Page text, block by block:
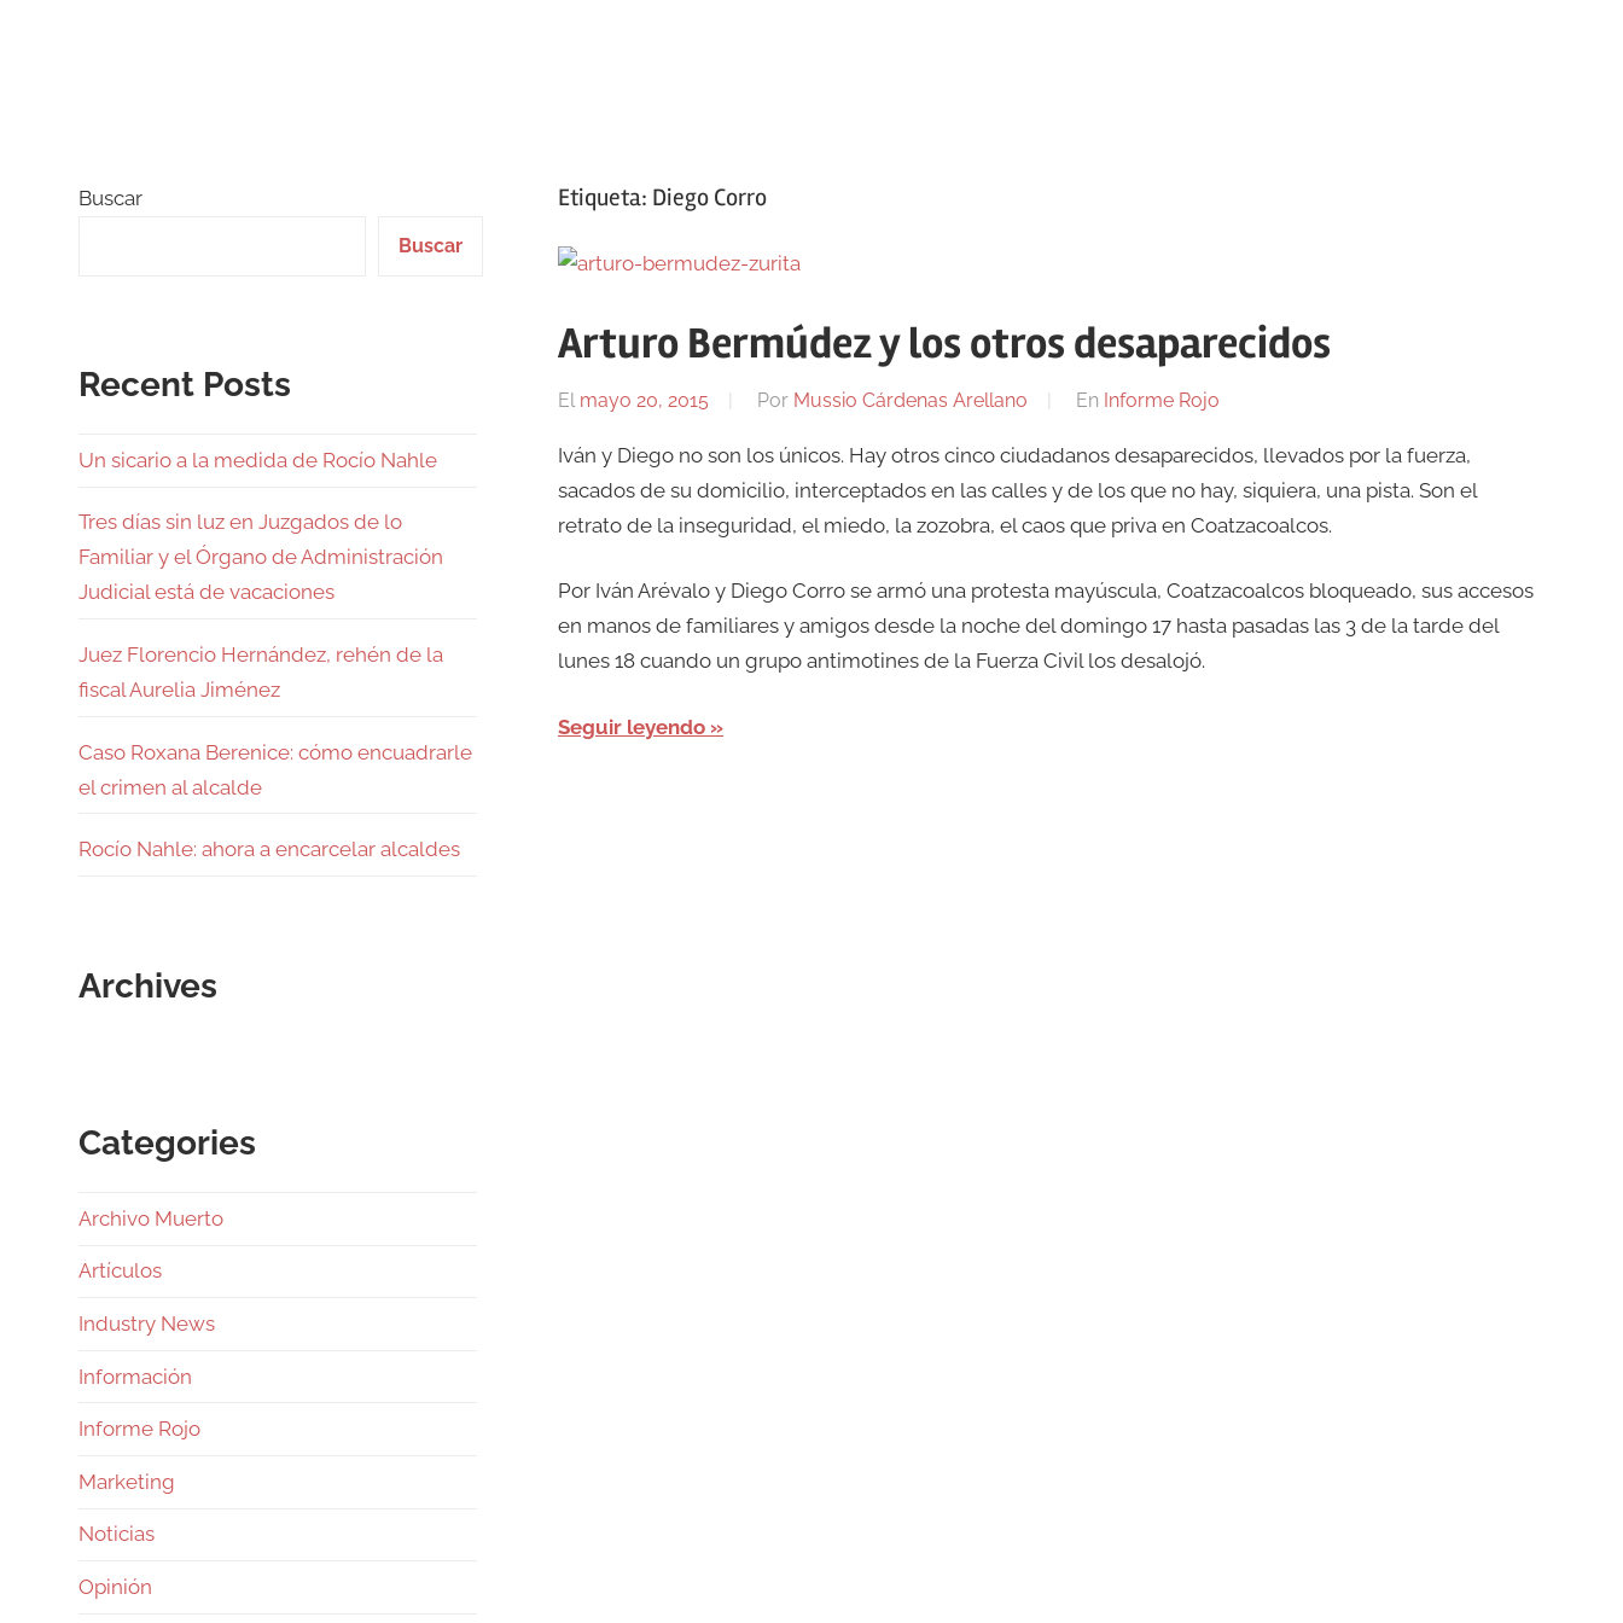
Etiqueta: Diego Corro
Arturo Bermúdez y los otros desaparecidos
El mayo 20, 2015 Por Mussio Cárdenas Arellano En Informe Rojo
Iván y Diego no son los únicos. Hay otros cinco ciudadanos desaparecidos, llevados por la fuerza,
sacados de su domicilio, interceptados en las calles y de los que no hay, siquiera, una pista. Son el
retrato de la inseguridad, el miedo, la zozobra, el caos que priva en Coatzacoalcos.
Por Iván Arévalo y Diego Corro se armó una protesta mayúscula, Coatzacoalcos bloqueado, sus accesos
en manos de familiares y amigos desde la noche del domingo 17 hasta pasadas las 3 de la tarde del
lunes 18 cuando un grupo antimotines de la Fuerza Civil los desalojó.
Seguir leyendo
Buscar
Buscar
Recent Posts
Un sicario a la medida de Rocío Nahle
Tres días sin luz en Juzgados de lo
Familiar y el Órgano de Administración
Judicial está de vacaciones
Juez Florencio Hernández, rehén de la
fiscal Aurelia Jiménez
Caso Roxana Berenice: cómo encuadrarle
el crimen al alcalde
Rocío Nahle: ahora a encarcelar alcaldes
Archives
Categories
Archivo Muerto
Artículos
Industry News
Información
Informe Rojo
Marketing
Noticias
Opinión